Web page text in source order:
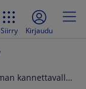
Siirry Kirjaudu
Tucano WorkOut III Slim -laukku 13-14 tuuman kannettavalle tietokoneelle